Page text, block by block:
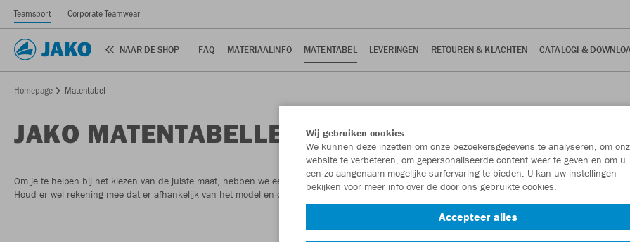
Teamsport Corporate Teamwear
NAAR DE SHOP FAQ MATERIAALINFO MATENTABEL LEVERINGEN RETOUREN & KLACHTEN CATALOGI &
Homepage Matentabel
JAKO MATENTABELLEN
Om je te helpen bij het kiezen van de juiste maat, hebben we een matentabel gemaakt, die je als leidraad kan gebruiken.
Houd er wel rekening mee dat er afhankelijk van het model en de snit altijd kleine verschillen mogelijk zijn.
Wij gebruiken cookies
We kunnen deze inzetten om onze bezoekersgegevens te analyseren, om
website te verbeteren, om gepersonaliseerde content weer te geven en om u
een zo aangenaam mogelijke surfervaring te bieden. U kan uw instellingen
bekijken voor meer info over de door ons gebruikte cookies.
Accepteer alles